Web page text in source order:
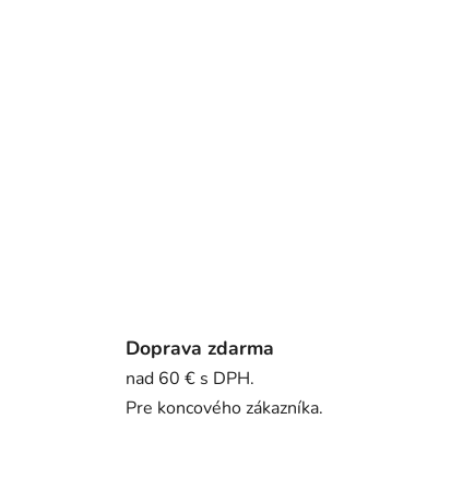
Doprava zdarma
nad 60 € s DPH.
Pre koncového zákazníka.